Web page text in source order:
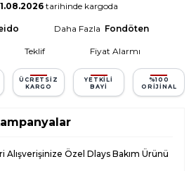
tarihinde kargoda
Daha Fazla Fondöten
Teklif Fiyat Alarmı
ÜCRETSIZ
KARGO
YETKILI
BAYI
%100
ORIJINAL
Alışverişinize Özel Dlays Bakım Ürünü